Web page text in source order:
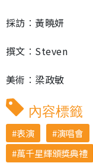
採訪︰黃曉妍
撰文︰Steven
美術︰梁政敏
內容標籤
表演 演唱會
萬千星輝頒獎典禮